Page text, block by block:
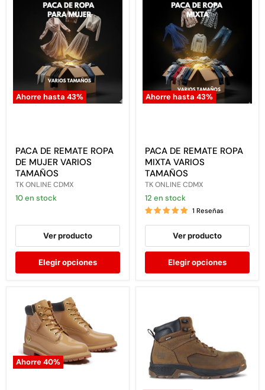
Ahorre hasta 43%
DE
MUJER
VARIOS
TAMAÑOS
PACA DE REMATE ROPA
DE MUJER VARIOS
TAMAÑOS
TK ONLINE CDMX
10 en stock
Ver producto
Elegir opciones
Ahorre hasta 43%
MIXTA
VARIOS
TAMAÑOS
PACA DE REMATE ROPA
MIXTA VARIOS
TAMAÑOS
TK ONLINE CDMX
12 en stock
1 Reseñas
Ver producto
Elegir opciones
Ahorre40%